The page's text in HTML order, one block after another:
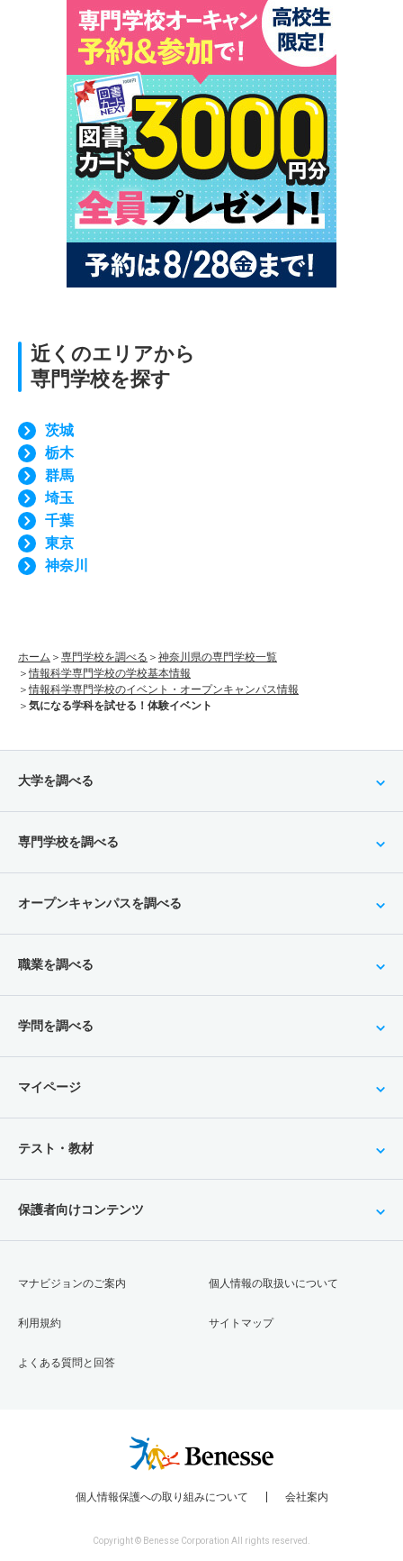
近くのエリアから
専門学校を探す
茨城
栃木
群馬
埼玉
千葉
東京
神奈川
ホーム 専門学校を調べる
神奈川県の専門学校一覧
情報科学専門学校の学校基本情報
情報科学専門学校のイベント・オープンキャンパス情報
気になる学科を試せる！体験イベント
大学を調べる
専門学校を調べる
オープンキャンパスを調べる
職業を調べる
学問を調べる
マイページ
テスト・教材
保護者向けコンテンツ
マナビジョンのご案内
利用規約
よくある質問と回答
個人情報の取扱いについて
サイトマップ
個人情報保護への取り組みについて 会社案内
Copyright © Benesse Corporation All rights reserved.